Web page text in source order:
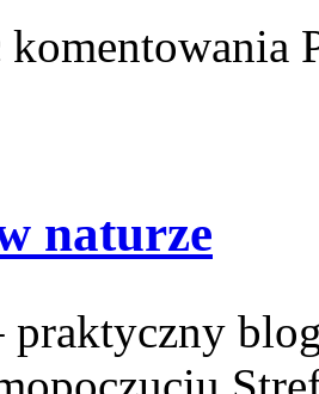
naturze
praktyczny